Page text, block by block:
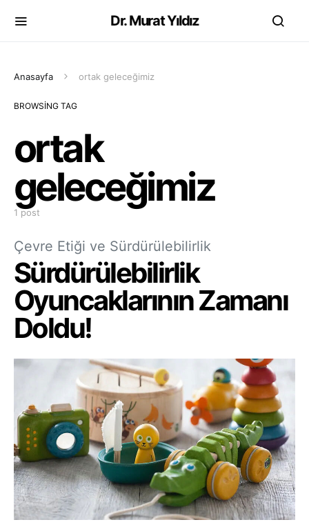
Dr. Murat Yıldız
Anasayfa ortak geleceğimiz
BROWSING TAG
ortak
geleceğimiz
1 post
Çevre Etiği ve Sürdürülebilirlik
Sürdürülebilirlik
Oyuncaklarının Zamanı
Doldu!